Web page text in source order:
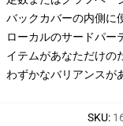
バックカバーの内側に
ローカルのサードパー
イテムがあなただけの
わずかなバリアンスが
SKU: